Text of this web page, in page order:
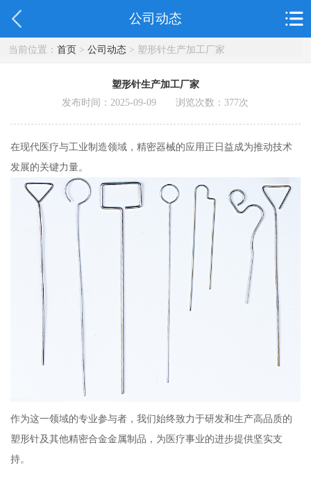
公司动态
当前位置： 首页> 公司动态> 塑形针生产加工厂家
塑形针生产加工厂家
发布时间：2025-09-09 浏览次数：377次
在现代医疗与工业制造领域，精密器械的应用正日益成为推动技术
发展的关键力量。
作为这一领域的专业参与者，我们始终致力于研发和生产高品质的
塑形针及其他精密合金金属制品，为医疗事业的进步提供坚实支
持。